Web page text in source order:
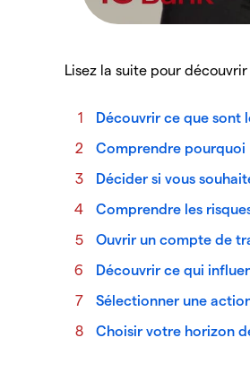
Lisez la suite pour
Découvrir ce que sont
Comprendre pourquoi
Décider si vous
Comprendre les
Ouvrir un compte de
Découvrir ce qui
Sélectionner une
Choisir votre horizon